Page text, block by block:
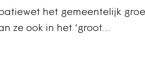
het gemeentelijk
ze ook in het ‘groot…